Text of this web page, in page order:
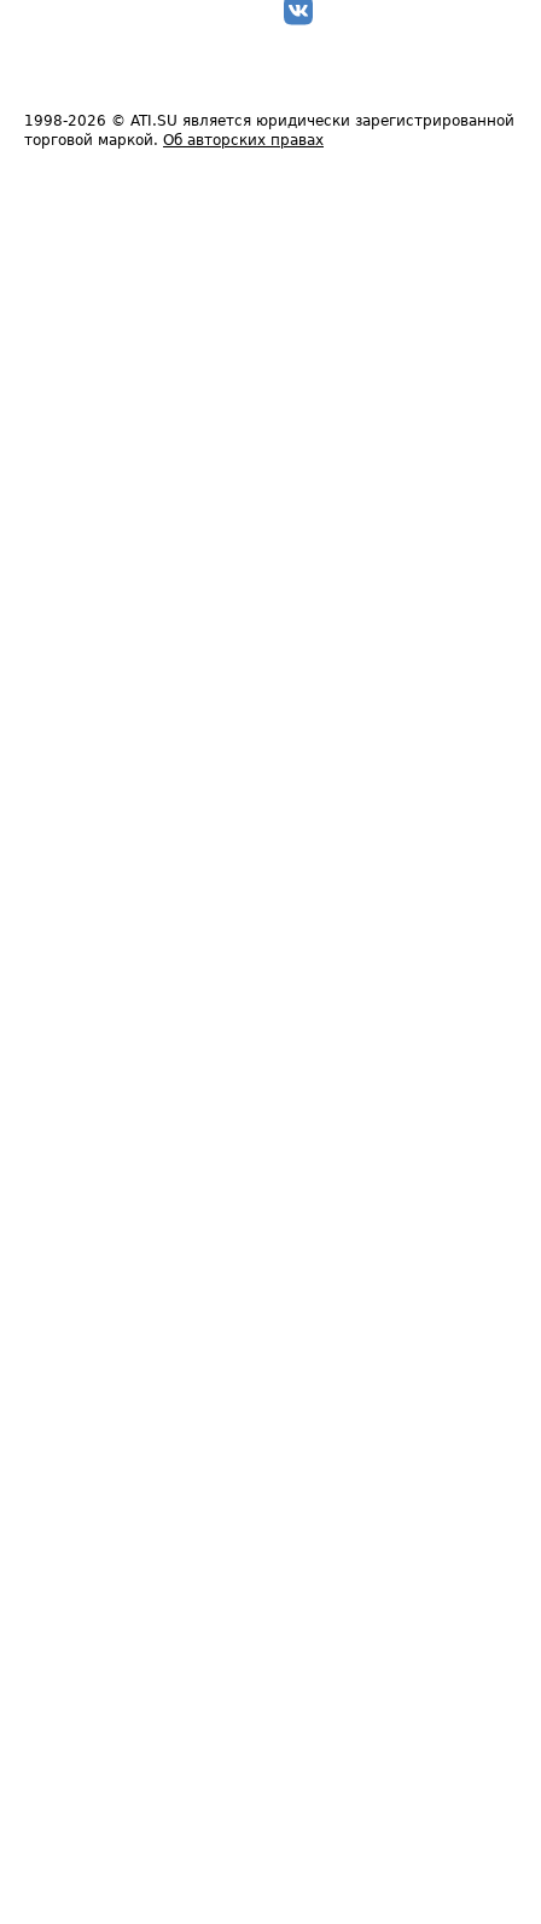
1998-2026 © ATI.SU является юридически зарегистрированной
торговой маркой. Об авторских правах